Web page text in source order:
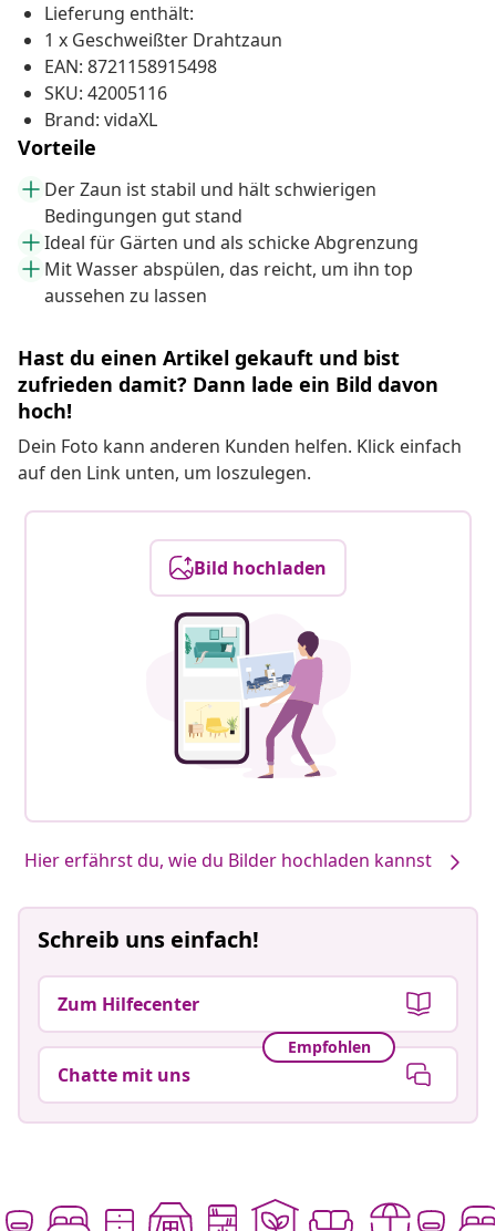
Lieferung enthält:
1 x Geschweißter Drahtzaun
EAN: 8721158915498
SKU: 42005116
Brand: vidaXL
Vorteile
Der Zaun ist stabil und hält schwierigen
Bedingungen gut stand
Ideal für Gärten und als schicke Abgrenzung
Mit Wasser abspülen, das reicht, um ihn top
aussehen zu lassen
Hast du einen Artikel gekauft und bist
zufrieden damit? Dann lade ein Bild davon
hoch!
Dein Foto kann anderen Kunden helfen. Klick einfach
auf den Link unten, um loszulegen.
Bild hochladen
Hier erfährst du, wie du Bilder hochladen kannst
Schreib uns einfach!
Zum Hilfecenter
Empfohlen
Chatte mit uns